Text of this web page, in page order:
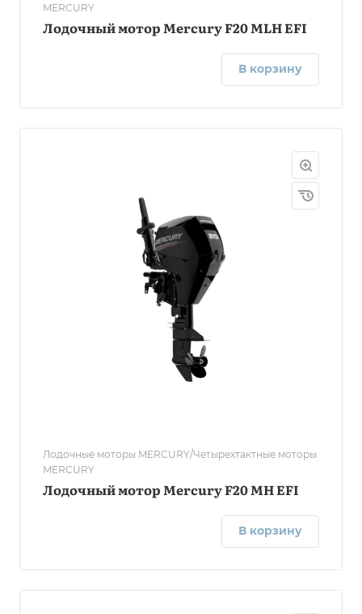
MERCURY
Лодочный мотор Mercury F20 MLH EFI
В корзину
Лодочные моторы MERCURY/Четырехтактные моторы
MERCURY
Лодочный мотор Mercury F20 MH EFI
В корзину